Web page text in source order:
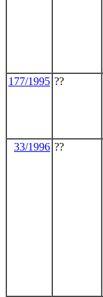
177/1995 ??
33/1996 ??